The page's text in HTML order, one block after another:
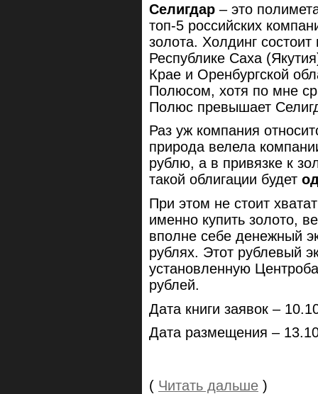
Селигдар – это
топ-5 российских
золота. Холдинг
Республике Саха
Крае и Оренбургской
Полюсом, хотя по мне
Полюс превышает
Раз уж компания
природа велела
рублю, а в привязке к
такой облигации будет
При этом не стоит
именно купить золото,
вполне себе денежный
рублях. Этот рублевый
установленную
рублей.
Дата книги заявок –
Дата размещения –
( Читать дальше )